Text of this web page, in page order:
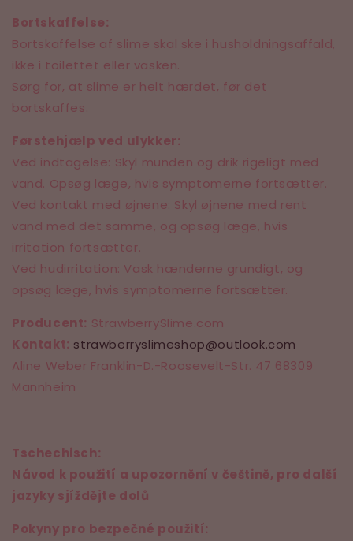
Bortskaffelse:
Bortskaffelse af slime skal ske i husholdningsaffald,
ikke i toilettet eller vasken.
Sørg for, at slime er helt hærdet, før det
bortskaffes.
Førstehjælp ved ulykker:
Ved indtagelse: Skyl munden og drik rigeligt med
vand. Opsøg læge, hvis symptomerne fortsætter.
Ved kontakt med øjnene: Skyl øjnene med rent
vand med det samme, og opsøg læge, hvis
irritation fortsætter.
Ved hudirritation: Vask hænderne grundigt, og
opsøg læge, hvis symptomerne fortsætter.
Producent: StrawberrySlime.com
Kontakt: strawberryslimeshop@outlook.com
Aline Weber Franklin-D.-Roosevelt-Str. 47 68309
Mannheim
Tschechisch:
Návod k použití a upozornění v češtině, pro další
jazyky sjíždějte dolů
Pokyny pro bezpečné použití: